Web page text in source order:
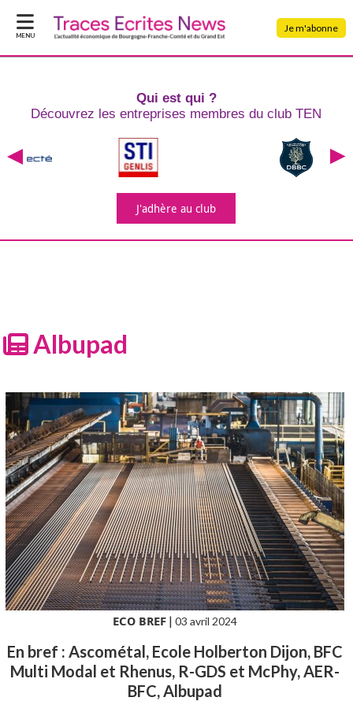
MENU
Je m'abonne
Qui est qui ?
Découvrez les entreprises membres du club TEN
J'adhèreau club
Albupad
ECO BREF| 03 avril 2024
En bref : Ascométal, Ecole Holberton Dijon, BFC
Multi Modal et Rhenus, R-GDS et McPhy, AER-
BFC, Albupad